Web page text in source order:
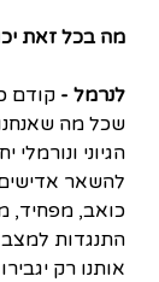
מה בכל זאת
לנרמל - קודם
שכל מה
הגיוני
להשאר אדישים
כואב, מפחיד,
התנגדות
אותנו רק